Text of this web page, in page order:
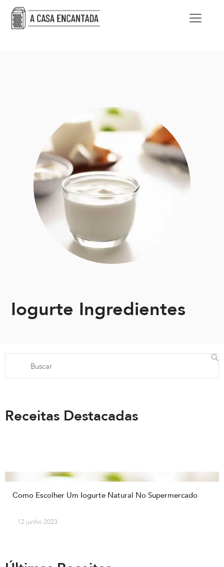
Iogurte Ingredientes
Receitas Destacadas
Como Escolher Um Iogurte Natural No Supermercado
12 junho 2023